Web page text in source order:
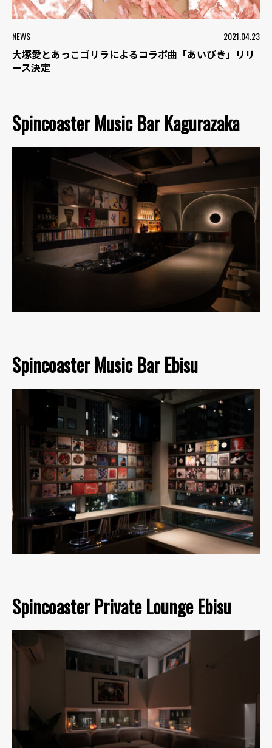
NEWS 2021.04.23
大塚愛とあっこゴリラによるコラボ曲「あいびき」リリ
ース決定
Spincoaster Music Bar Kagurazaka
Spincoaster Music Bar Ebisu
Spincoaster Private Lounge Ebisu